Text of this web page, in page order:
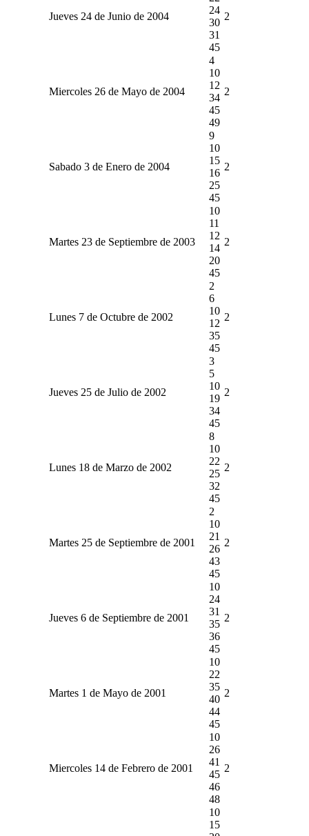
Jueves 24 de Junio de 2004
24
30
31
45
2
Miercoles 26 de Mayo de 2004
4
10
12
34
45
49
2
Sabado 3 de Enero de 2004
9
10
15
16
25
45
2
Martes 23 de Septiembre de 2003
10
11
12
14
20
45
2
Lunes 7 de Octubre de 2002
2
6
10
12
35
45
2
Jueves 25 de Julio de 2002
3
5
10
19
34
45
2
Lunes 18 de Marzo de 2002
8
10
22
25
32
45
2
Martes 25 de Septiembre de 2001
2
10
21
26
43
45
2
Jueves 6 de Septiembre de 2001
10
24
31
35
36
45
2
Martes 1 de Mayo de 2001
10
22
35
40
44
45
2
Miercoles 14 de Febrero de 2001
10
26
41
45
46
48
2
10
15